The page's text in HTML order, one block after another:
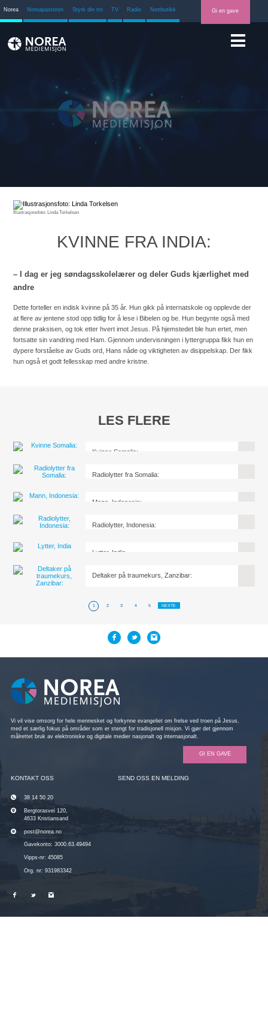
Norea Noreapastoren Styrk din tro TV Radio Nettbutikk Gi en gave
Illustrasjonsfoto: Linda Torkelsen
KVINNE FRA INDIA:
– I dag er jeg søndagsskolelærer og deler Guds kjærlighet med
andre
Dette forteller en indisk kvinne på 35 år. Hun gikk på internatskole og opplevde der
at flere av jentene stod opp tidlig for å lese i Bibelen og be. Hun begynte også med
denne praksisen, og tok etter hvert imot Jesus. På hjemstedet ble hun ertet, men
fortsatte sin vandring med Ham. Gjennom undervisningen i lyttergruppa fikk hun en
dypere forståelse av Guds ord, Hans nåde og viktigheten av disippelskap. Der fikk
hun også et godt fellesskap med andre kristne.
LES FLERE
Kvinne Somalia:
Radiolytter fra Somalia:
Mann, Indonesia:
Radiolytter, Indonesia:
Lytter, India
Deltaker på traumekurs, Zanzibar:
1 2 3 4 5 NESTE
Vi vil vise omsorg for hele mennesket og forkynne evangeliet om frelse ved troen på Jesus,
med et særlig fokus på områder som er stengt for tradisjonell misjon. Vi gjør det gjennom
målrettet bruk av elektroniske og digitale medier nasjonalt og internasjonalt.
GI EN GAVE
KONTAKT OSS
38 14 50 20
Bergtorasvei 120,
4633 Kristiansand
post@norea.no
Gavekonto: 3000.63.49494
Vipps-nr: 45085
Org. nr: 931983342
SEND OSS EN MELDING